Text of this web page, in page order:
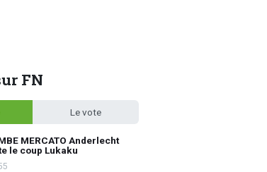
FN
Le vote
MERCATO Anderlecht
le coup Lukaku